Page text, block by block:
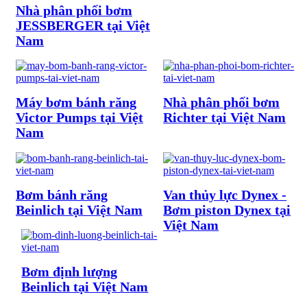
Nhà phân phối bơm
JESSBERGER tại Việt
Nam
Nhà phân phối bơm
Richter tại Việt Nam
Máy bơm bánh răng
Victor Pumps tại Việt
Nam
Van thủy lực Dynex -
Bơm piston Dynex tại
Việt Nam
Bơm bánh răng
Beinlich tại Việt Nam
Bơm định lượng
Beinlich tại Việt Nam